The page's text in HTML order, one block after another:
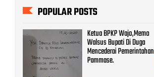
POPULAR POSTS
Ketua BPKP Wajo,Memo
Walsus Bupati Di Duga
Mencederai Pemerintahan
Pammase.